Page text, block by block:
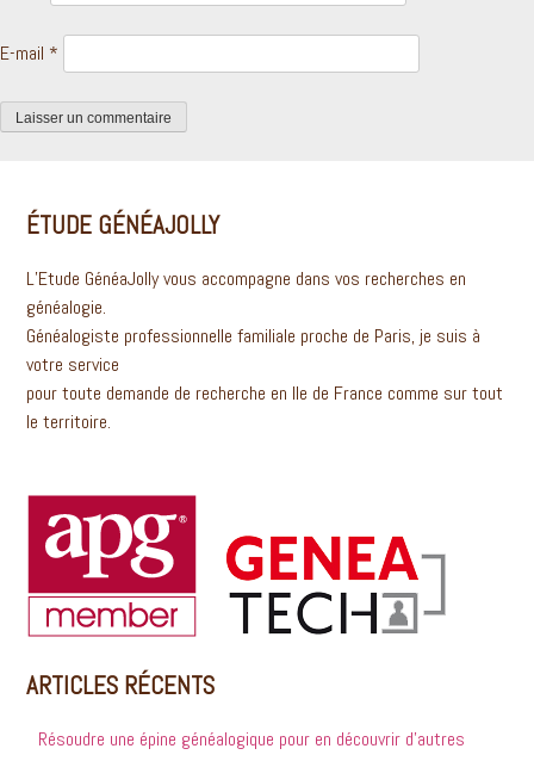
E-mail *
ÉTUDE GÉNÉAJOLLY
L’Etude GénéaJolly vous accompagne dans vos recherches en
généalogie.
Généalogiste professionnelle familiale proche de Paris, je suis à
votre service
pour toute demande de recherche en Ile de France comme sur tout
le territoire.
ARTICLES RÉCENTS
Résoudre une épine généalogique pour en découvrir d’autres